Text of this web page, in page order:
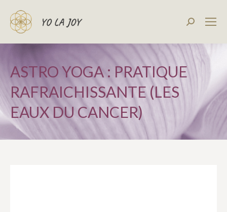
ASTRO YOGA : PRATIQUE
RAFRAICHISSANTE (LES
EAUX DU CANCER)